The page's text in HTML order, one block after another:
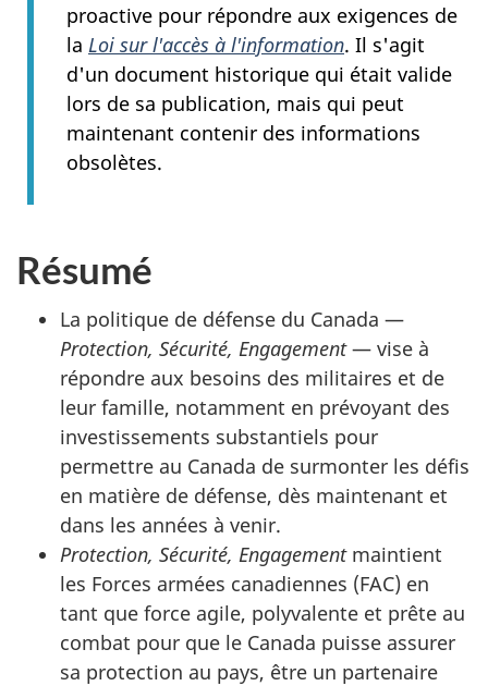
proactive pour répondre aux exigences de
la Loi sur l'accès à l'information. Il s'agit
d'un document historique qui était valide
lors de sa publication, mais qui peut
maintenant contenir des informations
obsolètes.
Résumé
La politique de défense du Canada —
Protection, Sécurité, Engagement— vise à
répondre aux besoins des militaires et de
leur famille, notamment en prévoyant des
investissements substantiels pour
permettre au Canada de surmonter les défis
en matière de défense, dès maintenant et
dans les années à venir.
Protection, Sécurité, Engagementmaintient
les Forces armées canadiennes (FAC) en
tant que force agile, polyvalente et prête au
combat pour que le Canada puisse assurer
sa protection au pays, être un partenaire